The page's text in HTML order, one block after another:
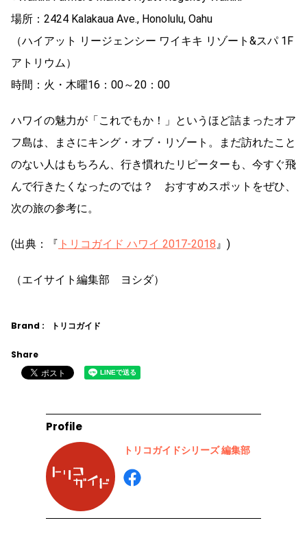
場所：2424 Kalakaua Ave., Honolulu, Oahu
（ハイアット リージェンシー ワイキキ リゾート&スパ 1F
アトリウム）
時間：火・木曜16：00～20：00
ハワイの魅力が「これでもか！」というほど詰まったオア
フ島は、まさにキング・オブ・リゾート。まだ訪れたこと
のない人はもちろん、行き慣れたリピーターも、今すぐ飛
んで行きたくなったのでは？ おすすめスポットをぜひ、
次の旅の参考に。
(出典：『 トリコガイド ハワイ 2017-2018』)
（エイサイト編集部 ヨシダ）
Brand : トリコガイド
Share
Profile
トリコガイドシリーズ 編集部